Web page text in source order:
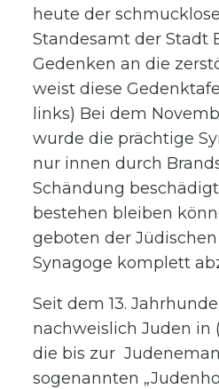
heute der
Standesamt der Stadt
Gedenken an die
weist diese
links) Bei dem
wurde die prächtige
nur innen durch
Schändung
bestehen bleiben
geboten der
Synagoge komplett
Seit dem 13.
nachweislich Juden in
die bis zur
sogenannten